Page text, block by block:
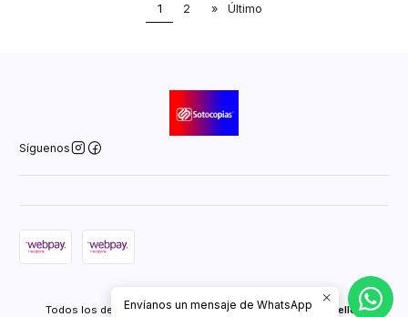
1 2 » Último
Síguenos
Todos los derechos reservados.Desarrollado por Jumpseller.
Envíanos un mensaje de WhatsApp